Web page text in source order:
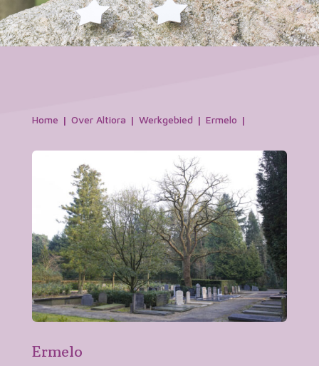
Home Over Altiora Werkgebied Ermelo
Ermelo